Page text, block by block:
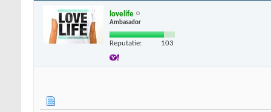
lovelife
Ambasador
Reputatie: 103